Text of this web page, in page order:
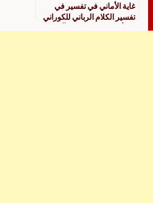
غاية الأماني في تفسير في
تفسير الكلام الرباني للكوراني